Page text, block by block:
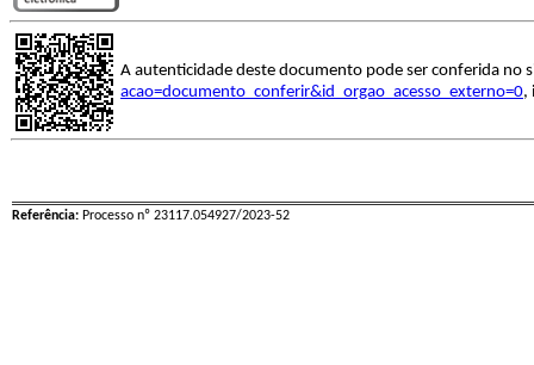
A autenticidade deste documento pode ser conferida no
acao=documento_conferir&id_orgao_acesso_externo=0,
Referência: Processo nº 23117.054927/2023-52